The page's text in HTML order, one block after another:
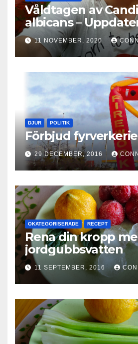
Våldtagen av
albicans –
11 NOVEMBER, 2020
DJUR POLITIK
Förbjud
29 DECEMBER, 2016
OKATEGORISERADE RECEPT
Rena din kropp
jordgubbsvatten
11 SEPTEMBER, 2016